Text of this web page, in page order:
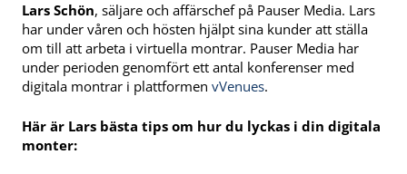
Lars Schön, säljare och affärschef på Pauser Media. Lars
har under våren och hösten hjälpt sina kunder att ställa
om till att arbeta i virtuella montrar. Pauser Media har
under perioden genomfört ett antal konferenser med
digitala montrar i plattformen vVenues.
Här är Lars bästa tips om hur du lyckas i din digitala
monter: